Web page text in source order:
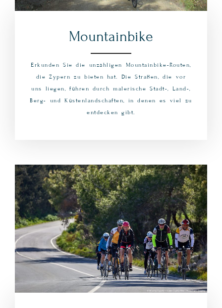
Mountainbike
Erkunden Sie die unzähligen Mountainbike-Routen,
die Zypern zu bieten hat. Die Straßen, die vor
uns liegen, führen durch malerische Stadt-, Land-,
Berg- und Küstenlandschaften, in denen es viel zu
entdecken gibt.